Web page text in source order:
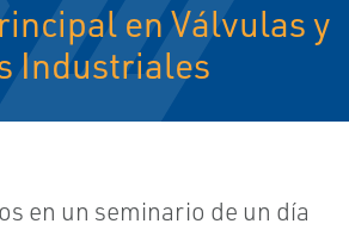
en Válvulas y
Industriales
en un seminario de un día